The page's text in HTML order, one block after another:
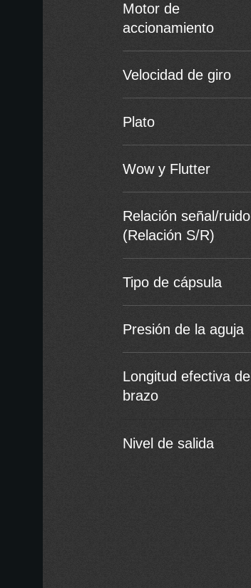
Motor de
accionamiento
Velocidad de giro
Plato
Wow y Flutter
Relación señal/ruido
(Relación S/R)
Tipo de cápsula
Presión de la aguja
Longitud efectiva del
brazo
Nivel de salida